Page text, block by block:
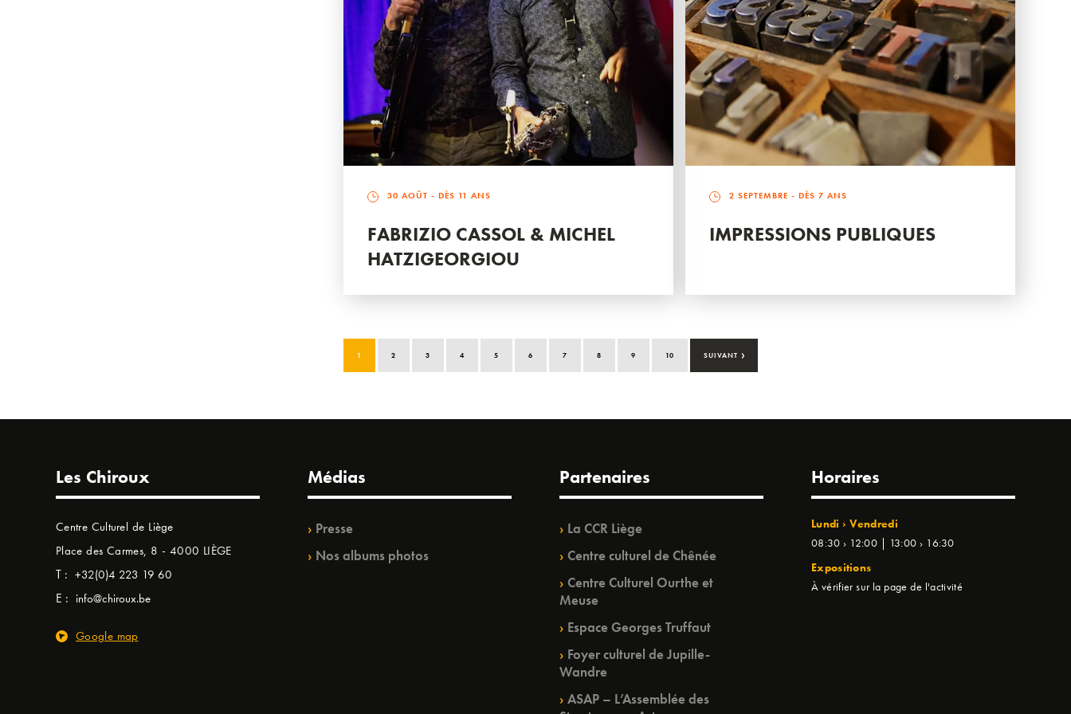
30 AOÛT - DÈS 11 ANS
FABRIZIO CASSOL & MICHEL
HATZIGEORGIOU
2 SEPTEMBRE - DÈS 7 ANS
IMPRESSIONS PUBLIQUES
1 2 3 4 5 6 7 8 9 10 SUIVANT ›
Les Chiroux
Centre Culturel de Liège
Place des Carmes, 8 - 4000 LIÈGE
T : +32(0)4 223 19 60
E : info@chiroux.be
Google map
Médias
Presse
Nos albums photos
Partenaires
La CCR Liège
Centre culturel de Chênée
Centre Culturel Ourthe et
Meuse
Espace Georges Truffaut
Foyer culturel de Jupille-
Wandre
ASAP – L’Assemblée des
Horaires
Lundi › Vendredi
08:30 › 12:00 | 13:00 › 16:30
Expositions
À vérifier sur la page de l'activité